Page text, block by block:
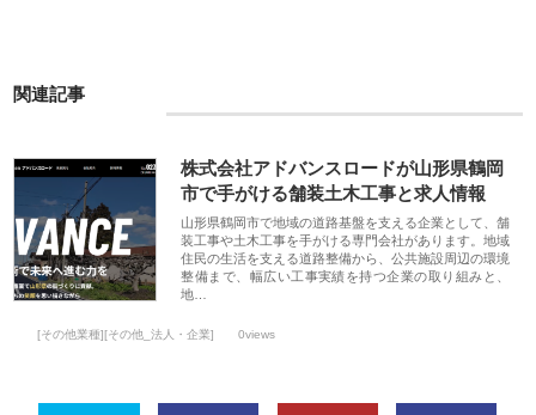
関連記事
株式会社アドバンスロードが山形県鶴岡
市で手がける舗装土木工事と求人情報
山形県鶴岡市で地域の道路基盤を支える企業として、舗
装工事や土木工事を手がける専門会社があります。地域
住民の生活を支える道路整備から、公共施設周辺の環境
整備まで、幅広い工事実績を持つ企業の取り組みと、
地…
[その他業種][その他_法人・企業] 0views